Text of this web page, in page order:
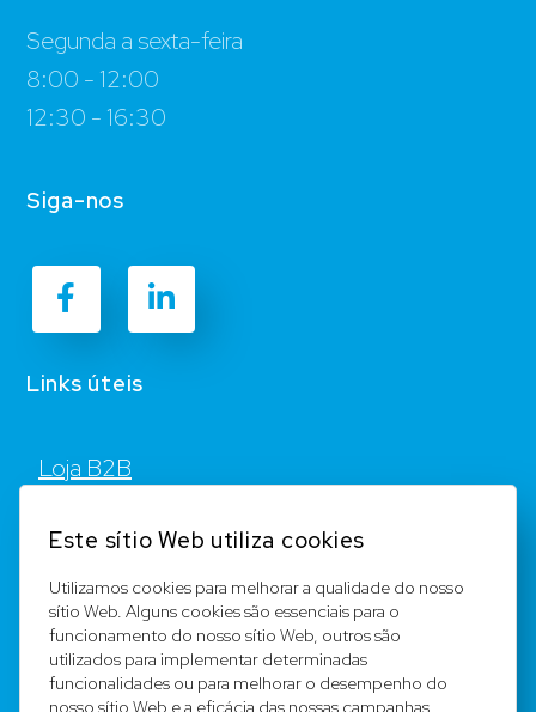
Segunda a sexta-feira
8:00 - 12:00
12:30 - 16:30
Siga-nos
Links úteis
Loja B2B
Registar
Equipa
Este sítio Web utiliza cookies
Utilizamos cookies para melhorar a qualidade do nosso
sítio Web. Alguns cookies são essenciais para o
funcionamento do nosso sítio Web, outros são
utilizados para implementar determinadas
funcionalidades ou para melhorar o desempenho do
nosso sítio Web e a eficácia das nossas campanhas